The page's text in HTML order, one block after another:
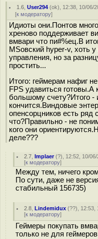
1.6 ,User294 (ok), 12:38, 10/06/
[к модератору]
Идиоты они.Понтов
хреново поддерживает
вмвари что пи#%ец.В
MSовский hyper-v, хоть
управления, но за
простить...
Итого: геймерам нафиг
FPS удавиться
большому счету?Итого -
кончится.Виндовые
опенсорцников есть
что?Правильно - не
кого они
деле???
2.7 ,Implaer(?), 12:52, 10/
[к модератору]
Между тем, ничего
По сути, даже не
стабильный 156735)
2.8 ,Lindemidux (??), 12:53,
[к модератору]
Геймеры покупать
только не для